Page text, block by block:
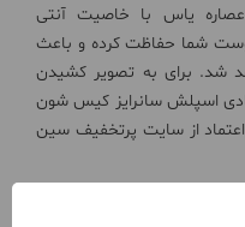
یاس با خاصیت آنتی
شما حفاظت کرده و باعث
شد. برای به تصویر کشیدن
بادی اسپلش سانرایز کیس شون
اعتماد از سایت پرتخفیف سین